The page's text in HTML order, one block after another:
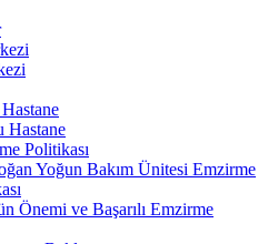
Hastane
Politikası
Yoğun Bakım Ünitesi Emzirme
Önemi ve Başarılı Emzirme